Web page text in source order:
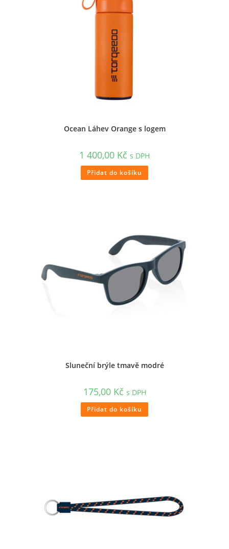
Ocean Láhev Orange s logem
1 400,00 Kč s DPH
Přidat do košíku
Sluneční brýle tmavě modré
175,00 Kč s DPH
Přidat do košíku